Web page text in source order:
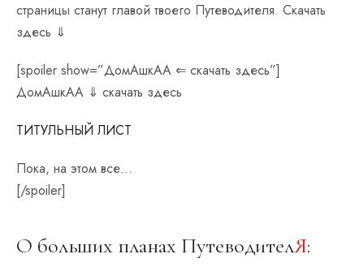
страницы станут главой твоего Путеводителя. Скачать
здесь ⇓
[spoiler show=”ДомАшкАА ⇐ скачать здесь”]
ДомАшкАА ⇓ скачать здесь
ТИТУЛЬНЫЙ ЛИСТ
Пока, на этом все…
[/spoiler]
О больших планах ПутеводителЯ: